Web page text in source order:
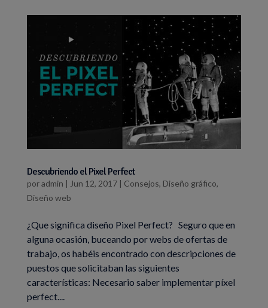
Descubriendo el Pixel Perfect
poradmin | Jun 12, 2017| Consejos, Diseño gráfico,
Diseño web
¿Que significa diseño Pixel Perfect? Seguro que en
alguna ocasión, buceando por webs de ofertas de
trabajo, os habéis encontrado con descripciones de
puestos que solicitaban las siguientes
características: Necesario saber implementar píxel
perfect....